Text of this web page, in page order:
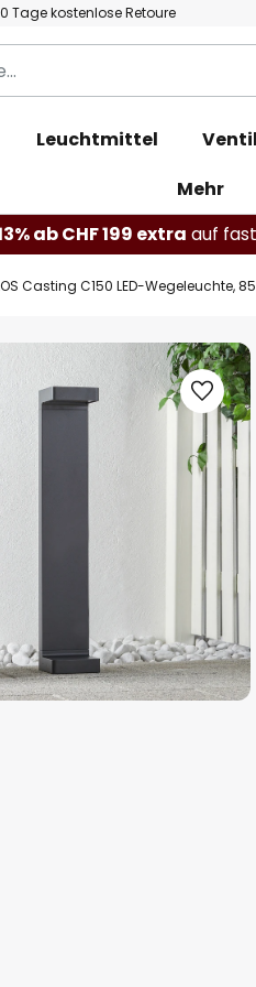
Tage kostenlose Retoure
Leuchtmittel
Mehr
ab CHF 199 extra auf
Casting C150 LED-Wegeleuchte,